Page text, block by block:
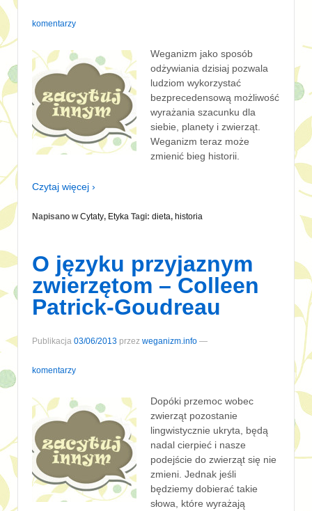
komentarzy
Weganizm jako sposób
odżywiania dzisiaj pozwala
ludziom wykorzystać
bezprecedensową możliwość
wyrażania szacunku dla
siebie, planety i zwierząt.
Weganizm teraz może
zmienić bieg historii.
Czytaj więcej ›
Napisano wCytaty, Etyka Tagi: dieta, historia
O języku przyjaznym
zwierzętom – Colleen
Patrick-Goudreau
Publikacja 03/06/2013 przez weganizm.info —
komentarzy
Dopóki przemoc wobec
zwierząt pozostanie
lingwistycznie ukryta, będą
nadal cierpieć i nasze
podejście do zwierząt się nie
zmieni. Jednak jeśli
będziemy dobierać takie
słowa, które wyrażają